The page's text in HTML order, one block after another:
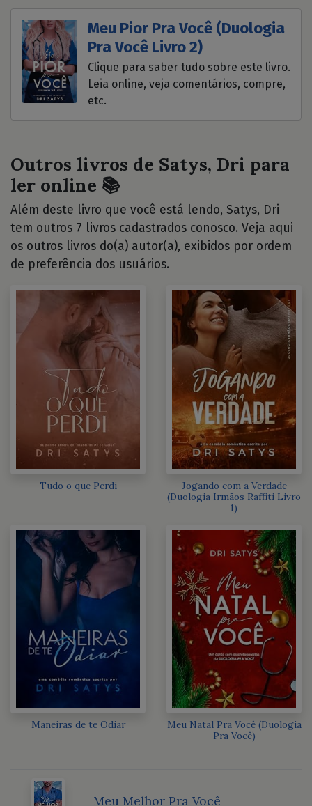
Meu Pior Pra Você (Duologia
Pra Você Livro 2)
Clique para saber tudo sobre este livro.
Leia online, veja comentários, compre,
etc.
Outros livros de Satys, Dri para
ler online 📚
Além deste livro que você está lendo, Satys, Dri
tem outros 7 livros cadastrados conosco. Veja aqui
os outros livros do(a) autor(a), exibidos por ordem
de preferência dos usuários.
Tudo o que Perdi
Jogando com a Verdade
(Duologia Irmãos Raffiti Livro
1)
Maneiras de te Odiar
Meu Natal Pra Você (Duologia
Pra Você)
Meu Melhor Pra Você